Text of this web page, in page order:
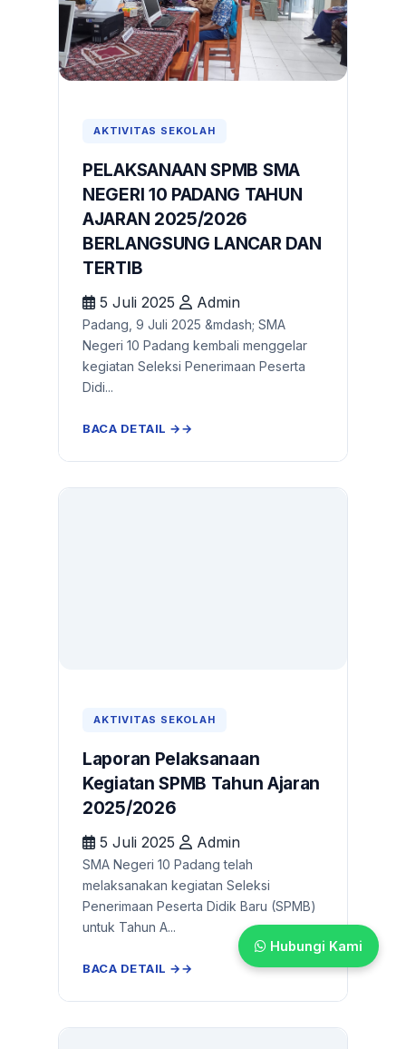
AKTIVITAS SEKOLAH
PELAKSANAAN SPMB SMA
NEGERI 10 PADANG TAHUN
AJARAN 2025/2026
BERLANGSUNG LANCAR DAN
TERTIB
5 Juli 2025 Admin
Padang, 9 Juli 2025 &mdash; SMA
Negeri 10 Padang kembali menggelar
kegiatan Seleksi Penerimaan Peserta
Didi...
BACA DETAIL →
AKTIVITAS SEKOLAH
Laporan Pelaksanaan
Kegiatan SPMB Tahun Ajaran
2025/2026
5 Juli 2025 Admin
SMA Negeri 10 Padang telah
melaksanakan kegiatan Seleksi
Penerimaan Peserta Didik Baru (SPMB)
untuk Tahun A...
BACA DETAIL →
Hubungi Kami